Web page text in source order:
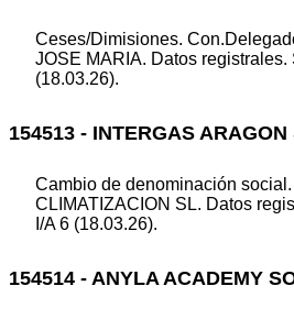
Ceses/Dimisiones.
JOSE MARIA. Datos registrales.
(18.03.26).
154513 - INTERGAS ARAGON
Cambio de denominación
CLIMATIZACION SL. Datos
I/A 6 (18.03.26).
154514 - ANYLA ACADEMY